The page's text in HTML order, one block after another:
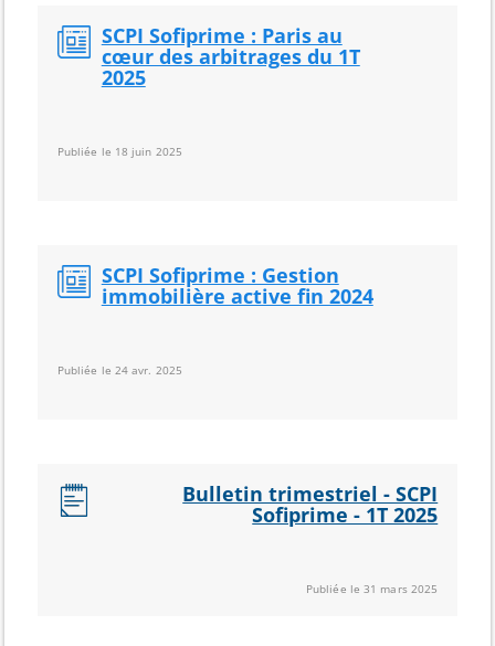
SCPI Sofiprime : Paris au
cœur des arbitrages du 1T
2025
Publiée le 18 juin 2025
SCPI Sofiprime : Gestion
immobilière active fin 2024
Publiée le 24 avr. 2025
Bulletin trimestriel - SCPI
Sofiprime - 1T 2025
Publiée le 31 mars 2025